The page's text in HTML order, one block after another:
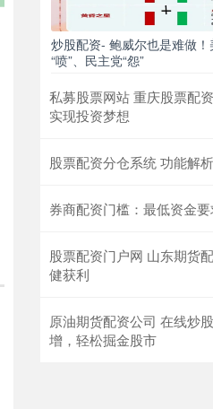
炒股配资- 鲍威尔也是难做
“喷”、民主党“怨”
私募股票网站 重庆股票配
实现投资梦想
股票配资分仓系统 功能解
券商配资门槛：最低资金
股票配资门户网 山东期货
健获利
原油期货配资公司 在线炒
增，轻松掘金股市